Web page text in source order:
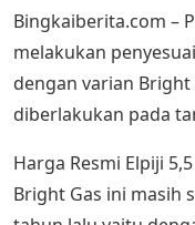
Bingkaiberita.com –
melakukan
dengan varian
diberlakukan pada
Harga Resmi Elpiji
Bright Gas ini masih